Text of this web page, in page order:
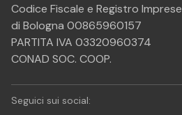
Codice Fiscale e Registro Imprese
di Bologna 00865960157
PARTITA IVA 03320960374
CONAD SOC. COOP.
Seguici sui social: